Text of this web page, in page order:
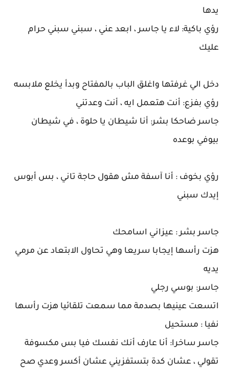
يدها
رؤي باكية: لاء يا جاسر ، ابعد عني ، سبني سبني حرام
عليك
دخل الي غرفتها واغلق الباب بالمفتاح وبدأ يخلع ملابسه
رؤي بفزع: أنت هتعمل ايه ، أنت وعدتني
جاسر ضاحكا بشر: أنا شيطان يا حلوة ، في شيطان
بيوفي بوعده
رؤي بخوف : أنا آسفة مش هقول حاجة تاني ، بس أبوس
إيدك سبني
جاسر بشر : عيزاني اسامحك
هزت رأسها إيجابا سريعا وهي تحاول الابتعاد عن مرمي
يديه
جاسر: بوسي رجلي
اتسعت عينيها بصدمة مما سمعت تلقائيا هزت رأسها
نفيا : مستحيل
جاسر ساخرا: أنا عارف أنك نفسك فيا بس مكسوفة
تقولي ، عشان كدة بتستفزيني عشان أكسر وعدي صح